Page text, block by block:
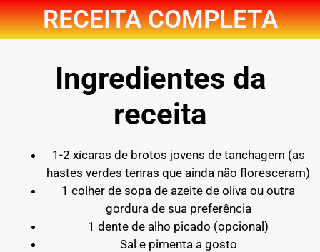
RECEITA COMPLETA
Ingredientes da
receita
1-2 xícaras de brotos jovens de tanchagem (as
hastes verdes tenras que ainda não floresceram)
1 colher de sopa de azeite de oliva ou outra
gordura de sua preferência
1 dente de alho picado (opcional)
Sal e pimenta a gosto